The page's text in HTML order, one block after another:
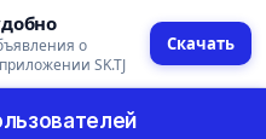
о
SK.TJ
Скачать